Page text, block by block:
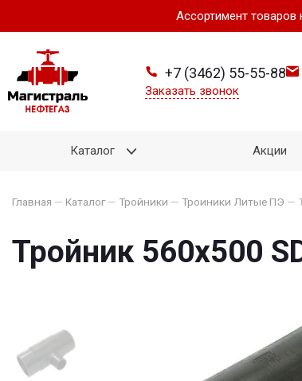
Ассортимент
+7 (3462) 55-55-88
Заказать звонок
Каталог Акции
Главная — Каталог — Тройники — Троиники Литые ПЭ —
Тройник 560х500